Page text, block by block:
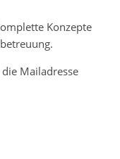
Konzepte
Mailadresse